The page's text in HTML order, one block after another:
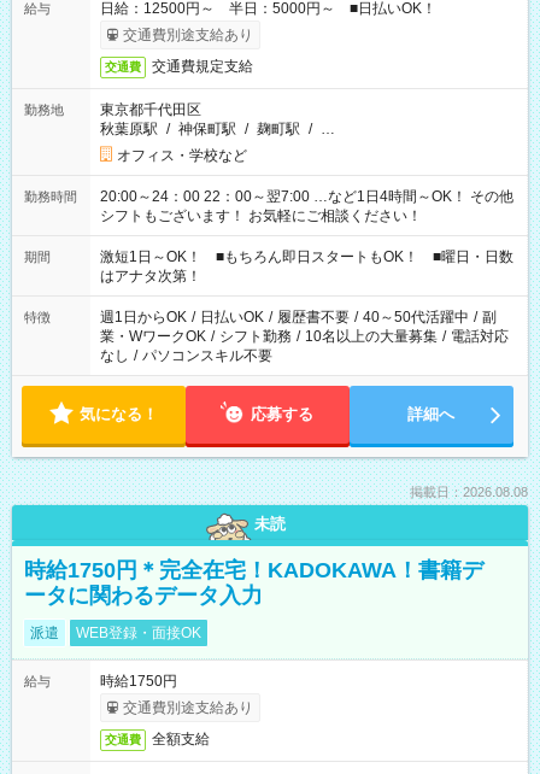
給与
日給：12500円～ 半日：5000円～ ■日払いOK！
交通費別途支給あり
交通費 交通費規定支給
勤務地
東京都千代田区
秋葉原駅 / 神保町駅 / 麹町駅 / …
オフィス・学校など
勤務時間
20:00～24：00 22：00～翌7:00 …など1日4時間～OK！ その他
シフトもございます！ お気軽にご相談ください！
期間
激短1日～OK！ ■もちろん即日スタートもOK！ ■曜日・日数
はアナタ次第！
特徴 週1日からOK / 日払いOK / 履歴書不要 / 40～50代活躍中 / 副
業・WワークOK / シフト勤務 / 10名以上の大量募集 / 電話対応
なし / パソコンスキル不要
気になる！ 応募する 詳細へ
掲載日：2026.08.08
未読
時給1750円＊完全在宅！KADOKAWA！書籍デ
ータに関わるデータ入力
派遣 WEB登録・面接OK
給与
時給1750円
交通費別途支給あり
交通費 全額支給